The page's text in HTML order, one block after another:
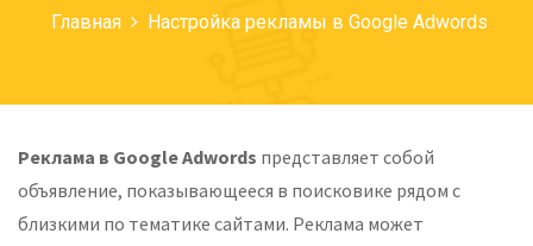
Главная Настройка рекламы в Google Adwords
Реклама в Google Adwords представляет собой
объявление, показывающееся в поисковике рядом с
близкими по тематике сайтами. Реклама может